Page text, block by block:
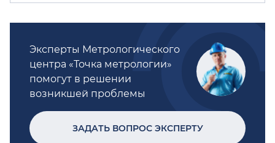
Эксперты Метрологического
центра «Точка метрологии»
помогут в решении
возникшей проблемы
ЗАДАТЬ ВОПРОС ЭКСПЕРТУ